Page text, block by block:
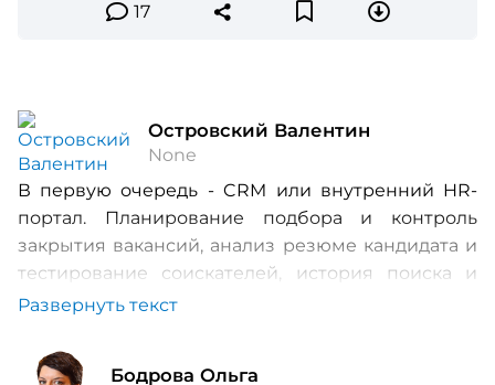
17
Островский Валентин
None
В первую очередь - CRM или внутренний HR-
портал. Планирование подбора и контроль
закрытия вакансий, анализ резюме кандидата и
тестирование соискателей, история поиска и
заметки для рекрутера – все это далеко не
работы
Развернуть текст
Бодрова Ольга